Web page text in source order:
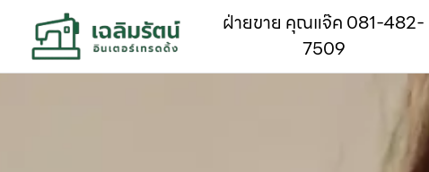
ฝ่ายขาย คุณแจ๊ค 081-482-
7509